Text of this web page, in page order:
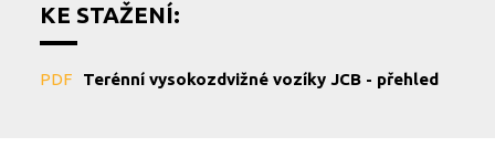
KE STAŽENÍ:
PDF Terénní vysokozdvižné vozíky JCB - přehled